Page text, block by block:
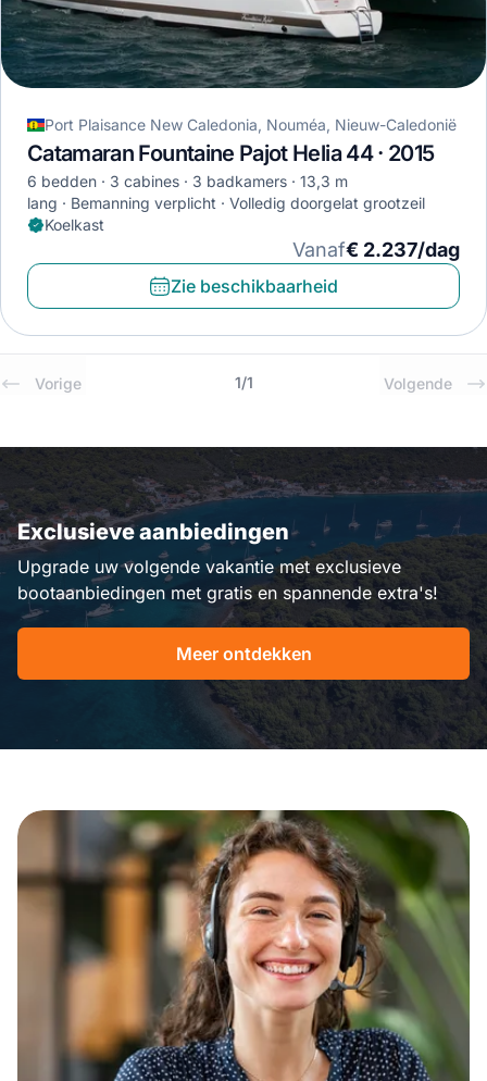
Port Plaisance New Caledonia, Nouméa, Nieuw-Caledonië
Catamaran Fountaine Pajot Helia 44 · 2015
6 bedden 3 cabines 3 badkamers
13,3 m
lang
Bemanning verplicht
Volledig doorgelat grootzeil
Koelkast
Vanaf€ 2.237/dag
Zie beschikbaarheid
Vorige 1/1 Volgende
Exclusieve aanbiedingen
Upgrade uw volgende vakantie met exclusieve
bootaanbiedingen met gratis en spannende extra's!
Meer ontdekken